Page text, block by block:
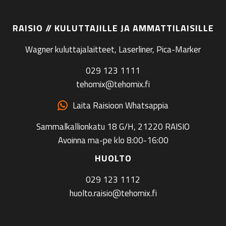
RAISIO // KULUTTAJILLE JA AMMATTILAISILLE
Wagner kuluttajalaitteet, Laserliner, Pica-Marker
029 123 1111
tehomix@tehomix.fi
Laita Raisioon Whatsappia
Sammalkallionkatu 18 G/H, 21220 RAISIO
Avoinna ma-pe klo 8:00-16:00
HUOLTO
029 123 1112
huolto.raisio@tehomix.fi